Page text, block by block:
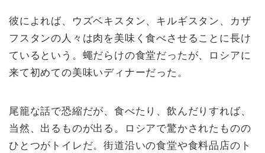
彼によれば、ウズベキスタン、キルギスタン、カザ
フスタンの人々は肉を美味く食べさせることに長け
ているという。蠅だらけの食堂だったが、ロシアに
来て初めての美味いディナーだった。
尾籠な話で恐縮だが、食べたり、飲んだりすれば、
当然、出るものが出る。ロシアで驚かされたものの
ひとつがトイレだ。街道沿いの食堂や食料品店のト